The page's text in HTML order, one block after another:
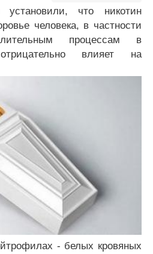
что никотин
человека, в частности
процессам в
влияет на
- белых кровяных